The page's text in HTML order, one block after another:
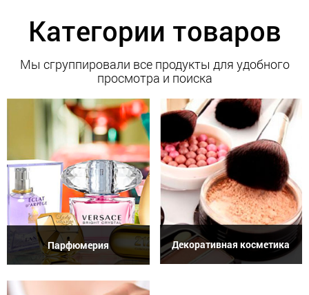
Категории товаров
Мы сгруппировали все продукты для удобного
просмотра и поиска
Парфюмерия Декоративная косметика